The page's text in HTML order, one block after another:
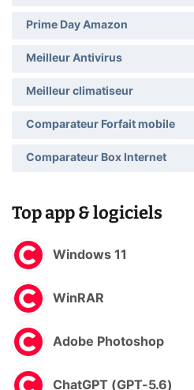
Prime Day Amazon
Meilleur Antivirus
Meilleur climatiseur
Comparateur Forfait mobile
Comparateur Box Internet
Top app & logiciels
Windows 11
WinRAR
Adobe Photoshop
ChatGPT (GPT-5.6)